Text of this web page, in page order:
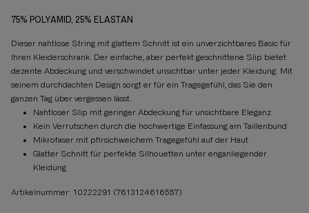
75% POLYAMID, 25% ELASTAN
Dieser nahtlose String mit glattem Schnitt ist ein unverzichtbares Basic für
Ihren Kleiderschrank. Der einfache, aber perfekt geschnittene Slip bietet
dezente Abdeckung und verschwindet unsichtbar unter jeder Kleidung. Mit
seinem durchdachten Design sorgt er für ein Tragegefühl, das Sie den
ganzen Tag über vergessen lässt.
Nahtloser Slip mit geringer Abdeckung für unsichtbare Eleganz
Kein Verrutschen durch die hochwertige Einfassung am Taillenbund
Mikrofaser mit pfirsichweichem Tragegefühl auf der Haut
Glatter Schnitt für perfekte Silhouetten unter enganliegender
Kleidung
Artikelnummer: 10222291 (7613124616557)